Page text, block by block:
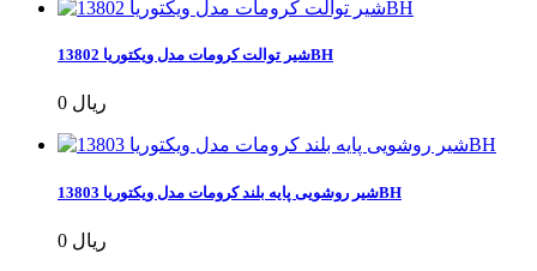
شیر توالت کرومات مدل ویکتوریا 13802BH
0 ریال
شیر روشویی پایه بلند کرومات مدل ویکتوریا 13803BH
0 ریال